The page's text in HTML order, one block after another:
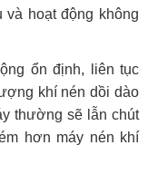
hoạt động không
ổn định, liên tục
khí nén dồi dào
thường sẽ lẫn chút
hơn máy nén khí